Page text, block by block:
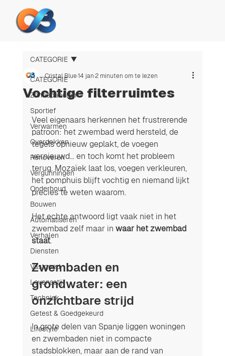
CATEGORIE
Zonnepanelen
Sportief
Verwarmen
Overdekken
Renoveren
Vergunningen
Onderhoud
Bouwen
Automatiseren
Verhalen
Diensten
Vastgoed
Levensstijl
Techniek
Getest & Goedgekeurd
Lifestyle
CATEGORIE
Vochtige filterruimtes
Cristal Blue14 jan2 minuten om te lezen
Veel eigenaars herkennen het frustrerende
patroon: het zwembad werd hersteld, de
tegels opnieuw geplakt, de voegen
vernieuwd… en toch komt het probleem
terug. Mozaïek laat los, voegen verkleuren,
het pomphuis blijft vochtig en niemand lijkt
precies te weten waarom.
Het echte antwoord ligt vaak niet in het
zwembad zelf maar in waar het zwembad
staat.
Zwembaden en
grondwater: een
onzichtbare strijd
In grote delen van Spanje liggen woningen
en zwembaden niet in compacte
stadsblokken, maar aan de rand van